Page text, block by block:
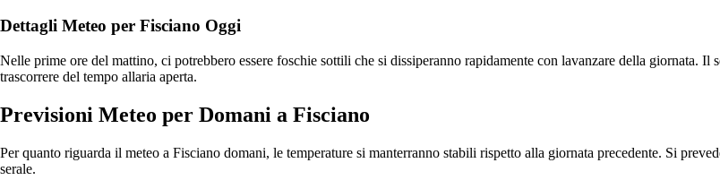
Dettagli Meteo per Fisciano Oggi
Nelle prime ore del mattino, ci potrebbero essere foschie sottili che si dissiperanno rapidamente con lavanzare della giornata.
trascorrere del tempo allaria aperta.
Previsioni Meteo per Domani a Fisciano
Per quanto riguarda il meteo a Fisciano domani, le temperature si manterranno stabili rispetto alla giornata precedente. Si
serale.